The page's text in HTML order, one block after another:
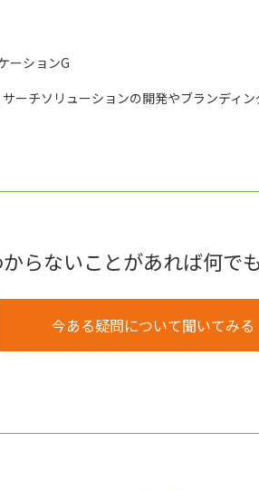
ーションG
ーチソリューションの開発やブランディ
らないことがあれば何で
今ある疑問について聞いてみる